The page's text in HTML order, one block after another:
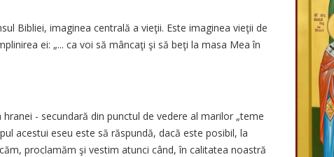
Bibliei, imaginea centrală a vieţii. Este imaginea vieţii de
ei: „... ca voi să mâncaţi şi să beţi la masa Mea în
- secundară din punctul de vedere al marilor „teme
acestui eseu este să răspundă, dacă este posibil, la
proclamăm şi vestim atunci când, în calitatea noastră